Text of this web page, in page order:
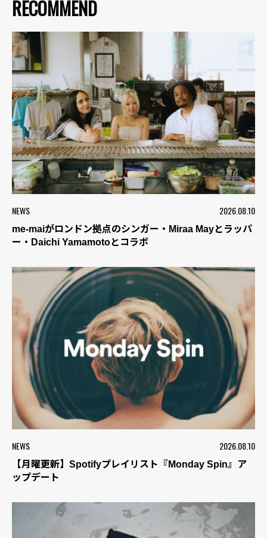
RECOMMEND
NEWS 2026.08.10
me-maiがロンドン拠点のシンガー・Miraa Mayとラッパ
ー・Daichi Yamamotoとコラボ
NEWS 2026.08.10
【月曜更新】Spotifyプレイリスト『Monday Spin』ア
ップデート